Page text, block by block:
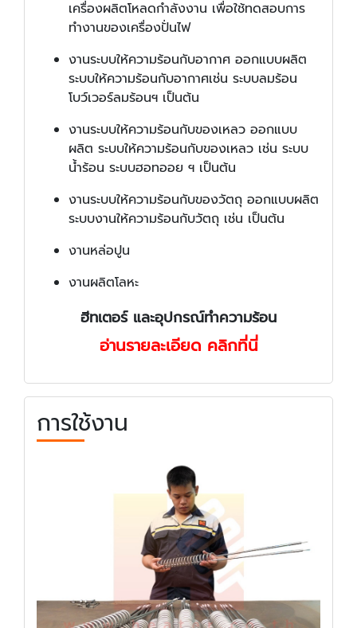
เครื่องผลิตโหลดกำลังงาน เพื่อใช้ทดสอบการ
ทำงานของเครื่องปั่นไฟ
งานระบบให้ความร้อนกับอากาศ ออกแบบผลิต
ระบบให้ความร้อนกับอากาศเช่น ระบบลมร้อน
โบว์เวอร์ลมร้อนฯ เป็นต้น
งานระบบให้ความร้อนกับของเหลว ออกแบบ
ผลิต ระบบให้ความร้อนกับของเหลว เช่น ระบบ
น้ำร้อน ระบบฮอทออย ฯ เป็นต้น
งานระบบให้ความร้อนกับของวัตถุ ออกแบบผลิต
ระบบงานให้ความร้อนกับวัตถุ เช่น เป็นต้น
งานหล่อปูน
งานผลิตโลหะ
ฮีทเตอร์ และอุปกรณ์ทำความร้อน
อ่านรายละเอียด คลิกที่นี่
การใช้งาน